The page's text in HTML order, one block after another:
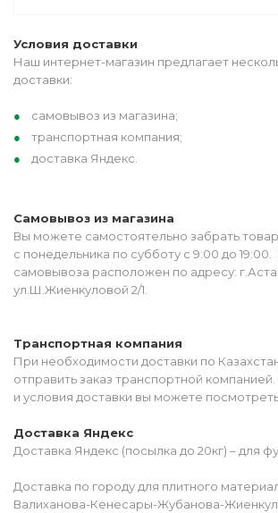
Условия доставки
Наш интернет-магазин предлагает
доставки:
самовывоз из магазина;
транспортная компания;
доставка Яндекс.
Самовывоз из магазина
Вы можете самостоятельно забрать товар,
с понедельника по субботу с 9:00 до 19:00.
самовывоза расположен по адресу:
ул.Ш.Жиенкуловой 2/1.
Транспортная компания
При необходимости доставки по
отправить заказ транспортной
и условия доставки вы можете посмотреть
Доставка Яндекс
Доставка Яндекс (посылка до 20кг) – для
Доставка по городу для плитного
Валиханова-Кенесары-Жубанова-